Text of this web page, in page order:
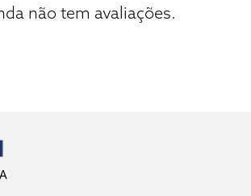
não tem avaliações.